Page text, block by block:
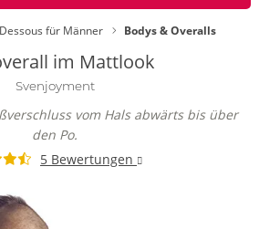
Dessous für Männer Bodys & Overalls
im Mattlook
Svenjoyment
vom Hals abwärts bis über
den Po.
5 Bewertungen